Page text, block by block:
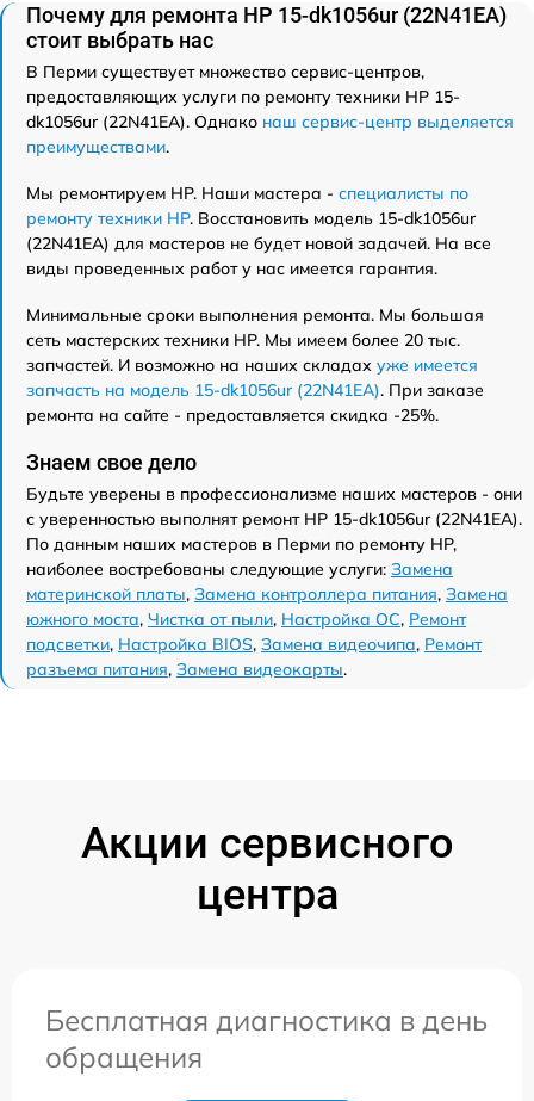
Почему для ремонта HP 15-dk1056ur (22N41EA)
стоит выбрать нас
В Перми существует множество сервис-центров,
предоставляющих услуги по ремонту техники HP 15-
dk1056ur (22N41EA). Однако наш сервис-центр выделяется
преимуществами.
Мы ремонтируем HP. Наши мастера - специалисты по
ремонту техники HP. Восстановить модель 15-dk1056ur
(22N41EA) для мастеров не будет новой задачей. На все
виды проведенных работ у нас имеется гарантия.
Минимальные сроки выполнения ремонта. Мы большая
сеть мастерских техники HP. Мы имеем более 20 тыс.
запчастей. И возможно на наших складах уже имеется
запчасть на модель 15-dk1056ur (22N41EA). При заказе
ремонта на сайте - предоставляется скидка -25%.
Знаем свое дело
Будьте уверены в профессионализме наших мастеров - они
с уверенностью выполнят ремонт HP 15-dk1056ur (22N41EA).
По данным наших мастеров в Перми по ремонту HP,
наиболее востребованы следующие услуги: Замена
материнской платы, Замена контроллера питания, Замена
южного моста, Чистка от пыли, Настройка ОС, Ремонт
подсветки, Настройка BIOS, Замена видеочипа, Ремонт
разъема питания, Замена видеокарты.
Акции сервисного
центра
Бесплатная диагностика в день
обращения